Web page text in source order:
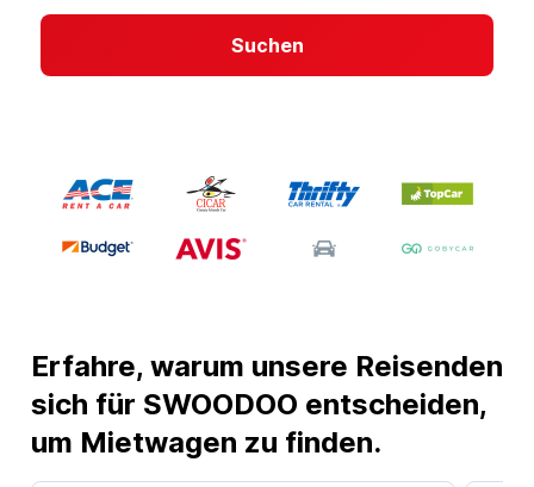
Suchen
Erfahre, warum unsere Reisenden
sich für SWOODOO entscheiden,
um Mietwagen zu finden.